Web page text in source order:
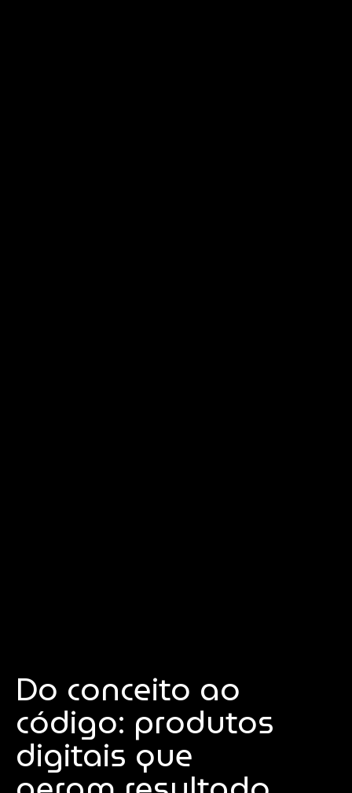
Do conceito ao
código: produtos
digitais que